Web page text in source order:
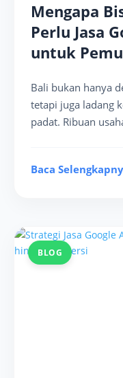
Mengapa
Perlu Jasa
untuk
Bali bukan hanya
tetapi juga ladang
padat. Ribuan
Baca
BLOG